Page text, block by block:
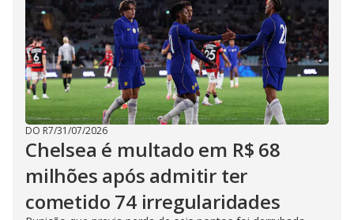
DO R7/31/07/2026
Chelsea é multado em R$ 68
milhões após admitir ter
cometido 74 irregularidades